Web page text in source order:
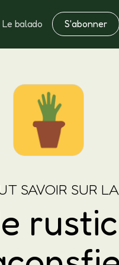
Le balado S'abonner
SAVOIR SUR LA